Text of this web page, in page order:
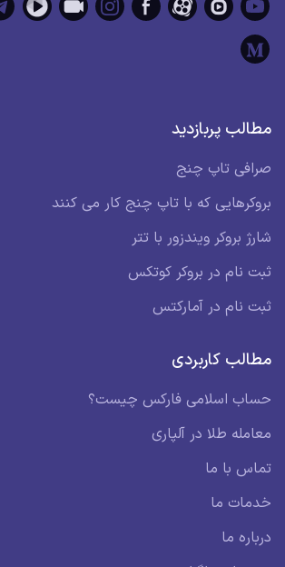
مطالب پربازدید
صرافی تاپ چنج
بروکرهایی که با تاپ چنج کار می کنند
شارژ بروکر ویندزور با تتر
ثبت نام در بروکر کوتکس
ثبت نام در آمارکتس
مطالب کاربردی
حساب اسلامی فارکس چیست؟
معامله طلا در آلپاری
تماس با ما
خدمات ما
درباره ما